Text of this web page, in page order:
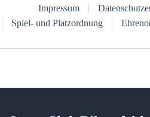
Impressum
Spiel- und Platzordnung